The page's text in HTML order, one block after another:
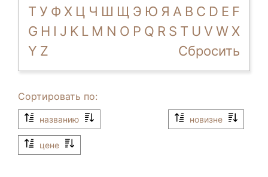
Т У Ф Х Ц Ч Ш Щ Э Ю Я A B C D E F
G H I J K L M N O P Q R S T U V W X
Y Z Сбросить
Сортировать по:
названию новизне
цене